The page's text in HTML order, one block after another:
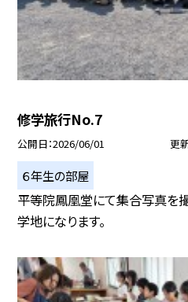
修学旅行No.7
公開日 2026/06/01 更
６年生の部屋
平等院鳳凰堂にて集合写真を
学地になります。